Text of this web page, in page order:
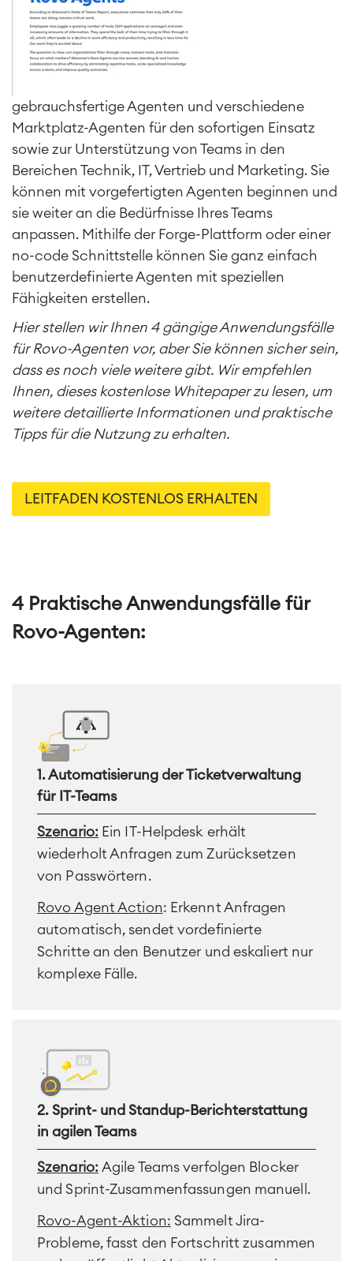
gebrauchsfertige Agenten und verschiedene
Marktplatz-Agenten für den sofortigen Einsatz
sowie zur Unterstützung von Teams in den
Bereichen Technik, IT, Vertrieb und Marketing. Sie
können mit vorgefertigten Agenten beginnen und
sie weiter an die Bedürfnisse Ihres Teams
anpassen. Mithilfe der Forge-Plattform oder einer
no-code Schnittstelle können Sie ganz einfach
benutzerdefinierte Agenten mit speziellen
Fähigkeiten erstellen.
Hier stellen wir Ihnen 4 gängige Anwendungsfälle
für Rovo-Agenten vor, aber Sie können sicher sein,
dass es noch viele weitere gibt. Wir empfehlen
Ihnen, dieses kostenlose Whitepaper zu lesen, um
weitere detaillierte Informationen und praktische
Tipps für die Nutzung zu erhalten.
LEITFADEN KOSTENLOS ERHALTEN
4 Praktische Anwendungsfälle für
Rovo-Agenten:
1. Automatisierung der Ticketverwaltung
für IT-Teams
Szenario: Ein IT-Helpdesk erhält
wiederholt Anfragen zum Zurücksetzen
von Passwörtern.
Rovo Agent Action: Erkennt Anfragen
automatisch, sendet vordefinierte
Schritte an den Benutzer und eskaliert nur
komplexe Fälle.
2. Sprint- und Standup-Berichterstattung
in agilen Teams
Szenario: Agile Teams verfolgen Blocker
und Sprint-Zusammenfassungen manuell.
Rovo-Agent-Aktion: Sammelt Jira-
Probleme, fasst den Fortschritt zusammen